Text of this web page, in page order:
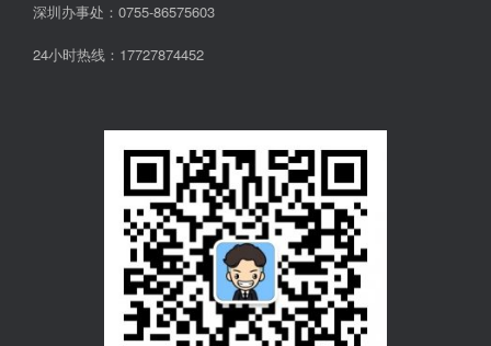
深圳办事处：0755-86575603
24小时热线：17727874452